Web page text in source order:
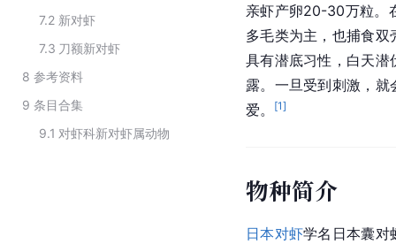
7.2 新对虾
7.3 刀额新对虾
8 参考资料
9 条目合集
9.1 对虾科新对虾属动物
亲虾产卵20-30万粒。
多毛类为主，也捕食
具有潜底习性，白天潜
露。一旦受到刺激，
爱。
[1]
物种简介
日本对虾学名 日本囊对